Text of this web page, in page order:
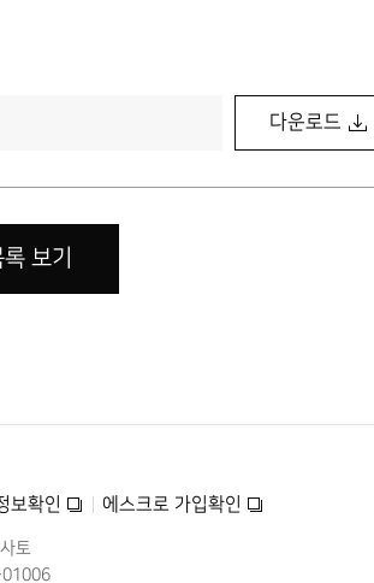
다운로드
보기
보확인 에스크로 가입확인
토
01006